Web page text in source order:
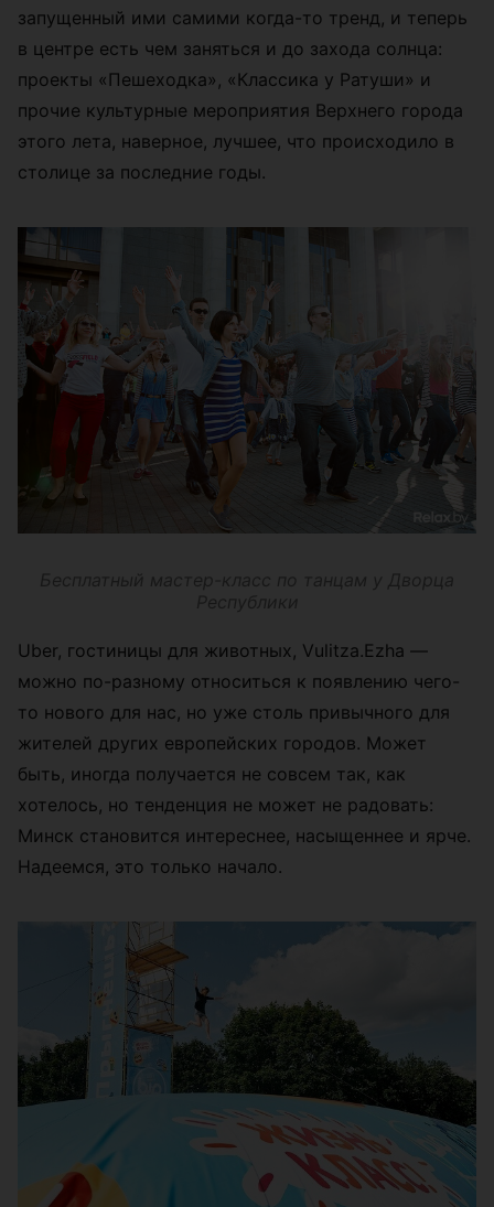
запущенный ими самими когда-то тренд, и теперь
в центре есть чем заняться и до захода солнца:
проекты «Пешеходка», «Классика у Ратуши» и
прочие культурные мероприятия Верхнего города
этого лета, наверное, лучшее, что происходило в
столице за последние годы.
Бесплатный мастер-класс по танцам у Дворца
Республики
Uber, гостиницы для животных, Vulitza.Ezha —
можно по-разному относиться к появлению чего-
то нового для нас, но уже столь привычного для
жителей других европейских городов. Может
быть, иногда получается не совсем так, как
хотелось, но тенденция не может не радовать:
Минск становится интереснее, насыщеннее и ярче.
Надеемся, это только начало.